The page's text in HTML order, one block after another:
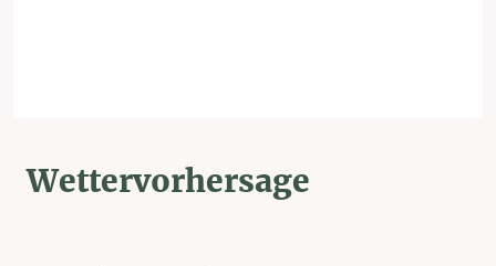
Wettervorhersage